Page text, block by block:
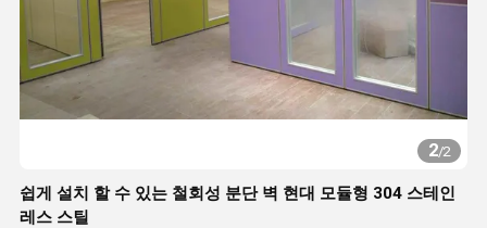
2/2
쉽게 설치 할 수 있는 철회성 분단 벽 현대 모듈형 304 스테인
레스 스틸